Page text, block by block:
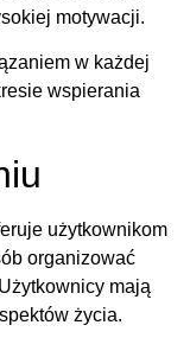
motywacji.
w każdej
wspierania
użytkownikom
organizować
mają
życia.